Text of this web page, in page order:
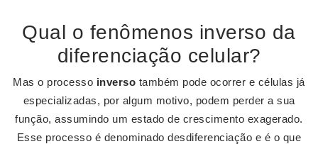
Qual o fenômenos inverso da
diferenciação celular?
Mas o processo inverso também pode ocorrer e células já
especializadas, por algum motivo, podem perder a sua
função, assumindo um estado de crescimento exagerado.
Esse processo é denominado desdiferenciação e é o que